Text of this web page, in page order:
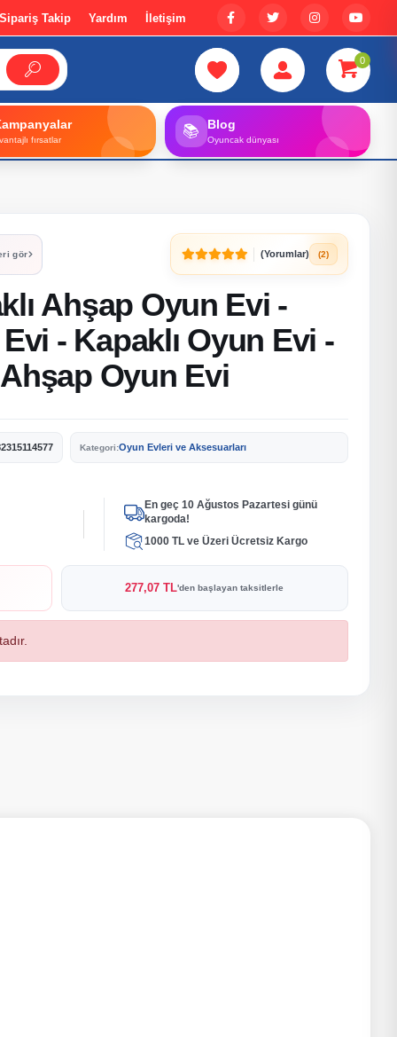
Sipariş Takip Yardım İletişim
0
fırsatlar 📚 Blog
Oyuncak dünyası
gör (Yorumlar) (2)
Ahşap Oyun Evi -
- Kapaklı Oyun Evi -
Oyun Evi
Kategori:Oyun Evleri ve Aksesuarları
En geç 10 Ağustos Pazartesi günü
kargoda!
1000 TL ve Üzeri Ücretsiz Kargo
277,07 TL'den başlayan taksitlerle